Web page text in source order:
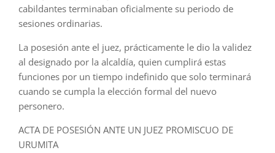
cabildantes terminaban oficialmente su periodo de
sesiones ordinarias.
La posesión ante el juez, prácticamente le dio la validez
al designado por la alcaldía, quien cumplirá estas
funciones por un tiempo indefinido que solo terminará
cuando se cumpla la elección formal del nuevo
personero.
ACTA DE POSESIÓN ANTE UN JUEZ PROMISCUO DE
URUMITA